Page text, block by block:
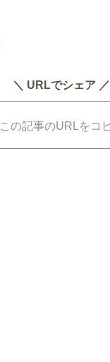
＼ URLでシェア ／
この記事のURLをコ